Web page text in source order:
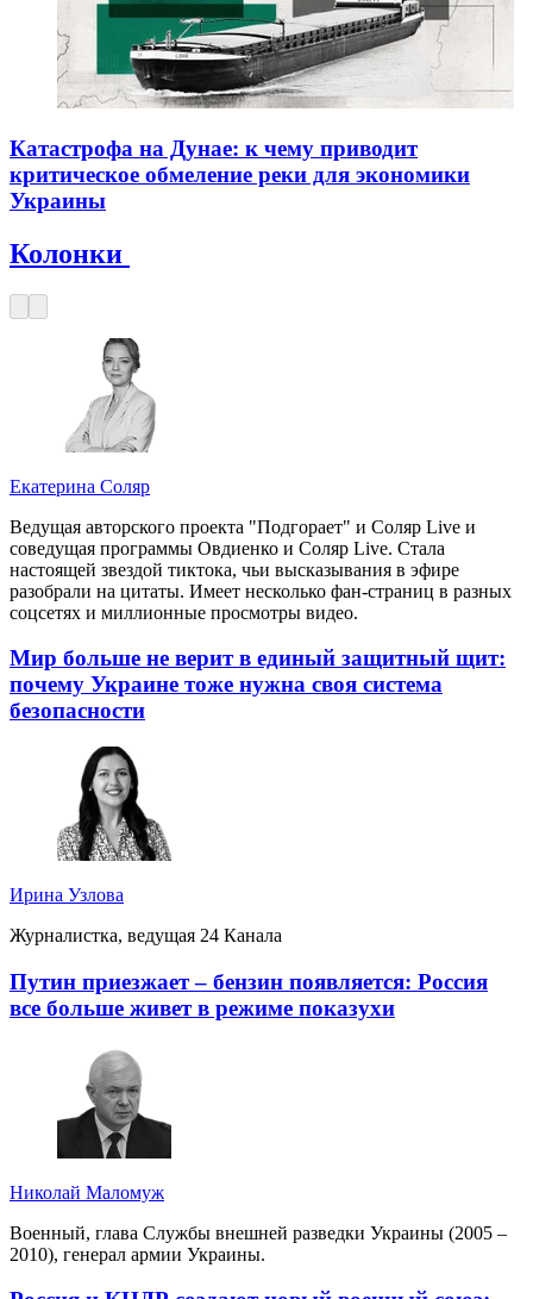
Катастрофа на Дунае: к чему приводит
критическое обмеление реки для экономики
Украины
Колонки
Екатерина Соляр
Ведущая авторского проекта "Подгорает" и Соляр Live и
соведущая программы Овдиенко и Соляр Live. Стала
настоящей звездой тиктока, чьи высказывания в эфире
разобрали на цитаты. Имеет несколько фан-страниц в разных
соцсетях и миллионные просмотры видео.
Мир больше не верит в единый защитный щит:
почему Украине тоже нужна своя система
безопасности
Ирина Узлова
Журналистка, ведущая 24 Канала
Путин приезжает – бензин появляется: Россия
все больше живет в режиме показухи
Николай Маломуж
Военный, глава Службы внешней разведки Украины (2005 –
2010), генерал армии Украины.